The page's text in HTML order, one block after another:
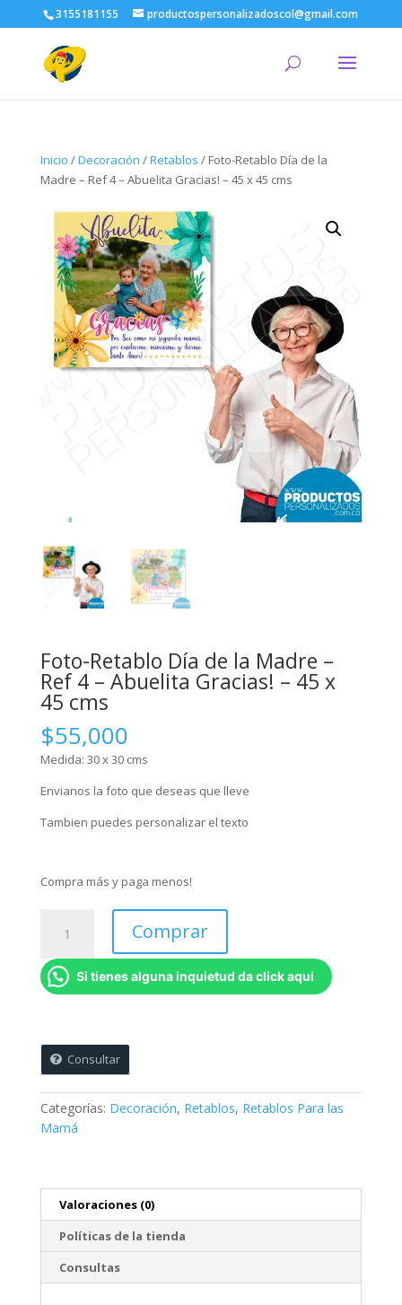
3155181155 productospersonalizadoscol@gmail.com
Inicio /Decoración /Retablos / Foto-Retablo Día de la
Madre – Ref 4 – Abuelita Gracias! – 45 x 45 cms
Foto-Retablo Día de la Madre –
Ref 4 – Abuelita Gracias! – 45 x
45 cms
$55,000
Medida: 30 x 30 cms
Envianos la foto que deseas que lleve
Tambien puedes personalizar el texto
Compra más y paga menos!
Retablo
Día
de
la
Ref
4
-
Abuelita
Gracias!
x
cms
cantidad
Comprar
Si tienes alguna inquietud da click aqui
Consultar
Categorías: Decoración, Retablos, Retablos Para las
Mamá
Valoraciones (0)
Políticas de la tienda
Consultas